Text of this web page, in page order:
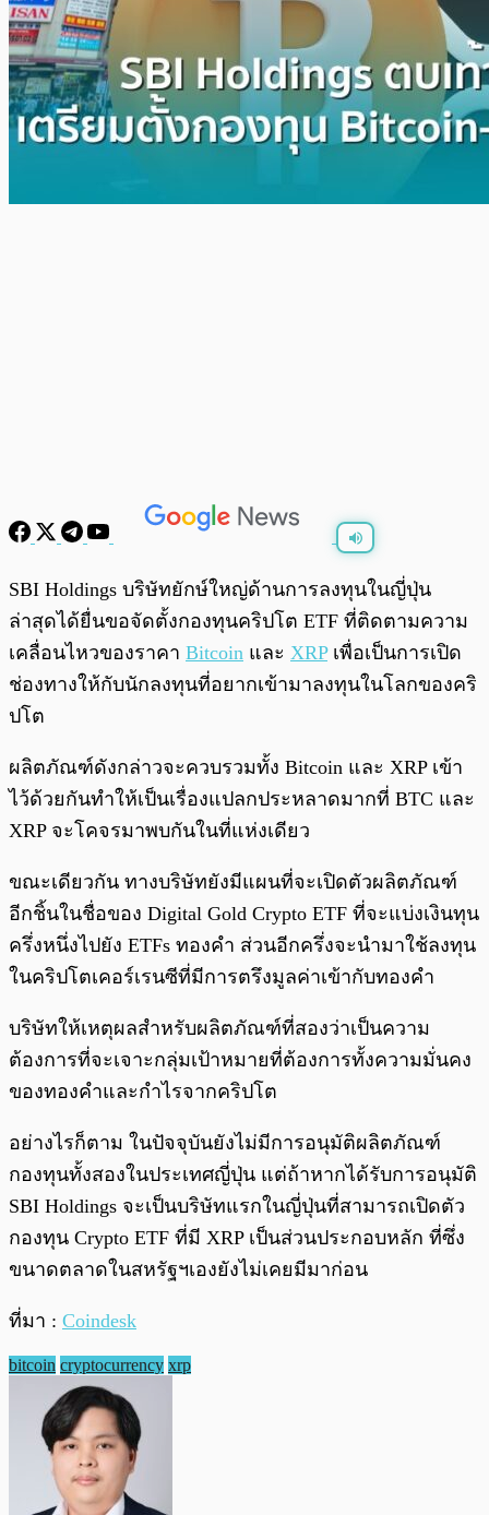
0:00 / 0:00
SBI Holdings บริษัทยักษ์ใหญ่ด้านการลงทุนในญี่ปุ่น
ล่าสุดได้ยื่นขอจัดตั้งกองทุนคริปโต ETF ที่ติดตามความ
เคลื่อนไหวของราคา Bitcoin และ XRPเพื่อเป็นการเปิด
ช่องทางให้กับนักลงทุนที่อยากเข้ามาลงทุนในโลกของคริ
ปโต
ผลิตภัณฑ์ดังกล่าวจะควบรวมทั้ง Bitcoin และ XRP เข้า
ไว้ด้วยกันทำให้เป็นเรื่องแปลกประหลาดมากที่ BTC และ
XRP จะโคจรมาพบกันในที่แห่งเดียว
ขณะเดียวกัน ทางบริษัทยังมีแผนที่จะเปิดตัวผลิตภัณฑ์
อีกชิ้นในชื่อของ Digital Gold Crypto ETF ที่จะแบ่งเงินทุน
ครึ่งหนึ่งไปยัง ETFs ทองคำ ส่วนอีกครึ่งจะนำมาใช้ลงทุน
ในคริปโตเคอร์เรนซีที่มีการตรึงมูลค่าเข้ากับทองคำ
บริษัทให้เหตุผลสำหรับผลิตภัณฑ์ที่สองว่าเป็นความ
ต้องการที่จะเจาะกลุ่มเป้าหมายที่ต้องการทั้งความมั่นคง
ของทองคำและกำไรจากคริปโต
อย่างไรก็ตาม ในปัจจุบันยังไม่มีการอนุมัติผลิตภัณฑ์
กองทุนทั้งสองในประเทศญี่ปุ่น แต่ถ้าหากได้รับการอนุมัติ
SBI Holdings จะเป็นบริษัทแรกในญี่ปุ่นที่สามารถเปิดตัว
กองทุน Crypto ETF ที่มี XRP เป็นส่วนประกอบหลัก ที่ซึ่ง
ขนาดตลาดในสหรัฐฯเองยังไม่เคยมีมาก่อน
ที่มา : Coindesk
bitcoin cryptocurrency xrp